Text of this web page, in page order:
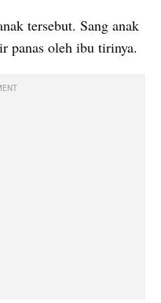
tersebut. Sang anak
panas oleh ibu tirinya.